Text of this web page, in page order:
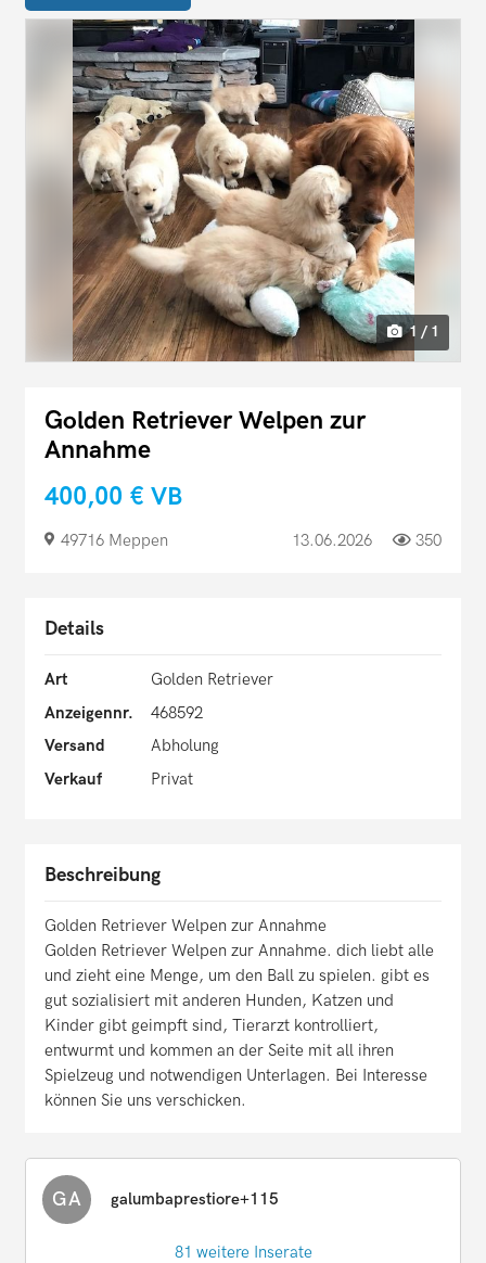
1 / 1
Golden Retriever Welpen zur
Annahme
400,00 € VB
49716 Meppen 13.06.2026 350
Details
Art
Golden Retriever
Anzeigennr.
468592
Versand
Abholung
Verkauf
Privat
Beschreibung
Golden Retriever Welpen zur Annahme
Golden Retriever Welpen zur Annahme. dich liebt alle
und zieht eine Menge, um den Ball zu spielen. gibt es
gut sozialisiert mit anderen Hunden, Katzen und
Kinder gibt geimpft sind, Tierarzt kontrolliert,
entwurmt und kommen an der Seite mit all ihren
Spielzeug und notwendigen Unterlagen. Bei Interesse
können Sie uns verschicken.
GA galumbaprestiore+115
81 weitere Inserate